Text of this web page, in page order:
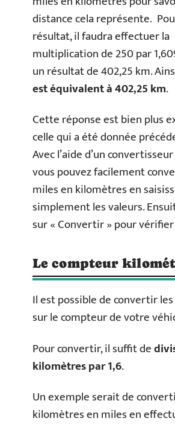
distance cela représente.
résultat, il faudra effectuer la
multiplication de 250 par
un résultat de 402,25 km.
est équivalent à 402,25 km.
Cette réponse est bien plus
celle qui a été donnée
Avec l’aide d’un
vous pouvez facilement
miles en kilomètres en
simplement les valeurs.
sur « Convertir » pour
Le compteur
Il est possible de convertir
sur le compteur de votre
Pour convertir, il suffit de
kilomètres par 1,6.
Un exemple serait de
kilomètres en miles en